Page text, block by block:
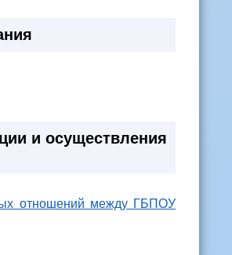
и осуществления
отношений между ГБПОУ